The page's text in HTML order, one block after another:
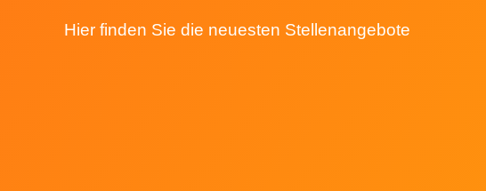
Hier finden Sie die neuesten Stellenangebote